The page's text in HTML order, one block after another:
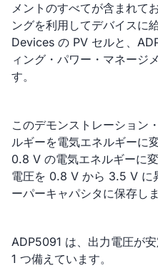
メントのすべてが含まれて
ングを利用してデバイスに
Devices の PV セルと、
ィング・パワー・マネージ
す。
このデモンストレーション
ルギーを電気エネルギーに
0.8 V の電気エネルギーに
電圧を 0.8 V から 3.5 V に
ーパーキャパシタに保存しま
ADP5091 は、出力電圧が
1 つ備えています。